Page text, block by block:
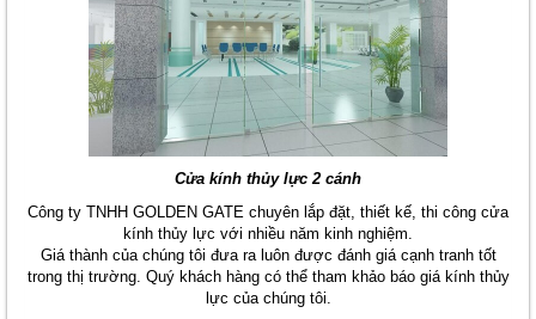
Cửa kính thủy lực 2 cánh
Công ty TNHH GOLDEN GATE chuyên lắp đặt, thiết kế, thi công cửa
kính thủy lực với nhiều năm kinh nghiệm.
Giá thành của chúng tôi đưa ra luôn được đánh giá cạnh tranh tốt
trong thị trường. Quý khách hàng có thể tham khảo báo giá kính thủy
lực của chúng tôi.